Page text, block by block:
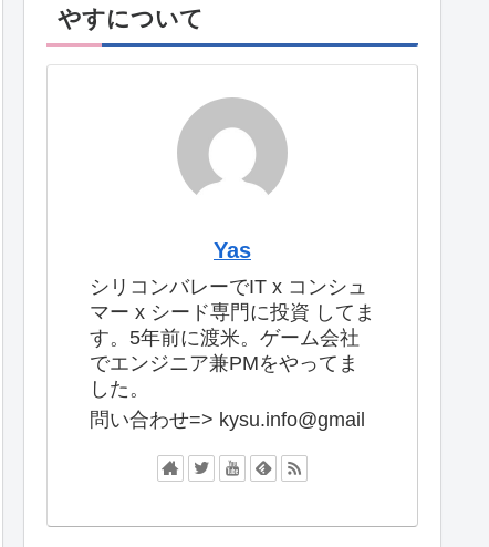
やすについて
Yas
シリコンバレーでIT x コンシュ
マー x シード専門に投資 してま
す。5年前に渡米。ゲーム会社
でエンジニア兼PMをやってま
した。
問い合わせ=> kysu.info@gmail